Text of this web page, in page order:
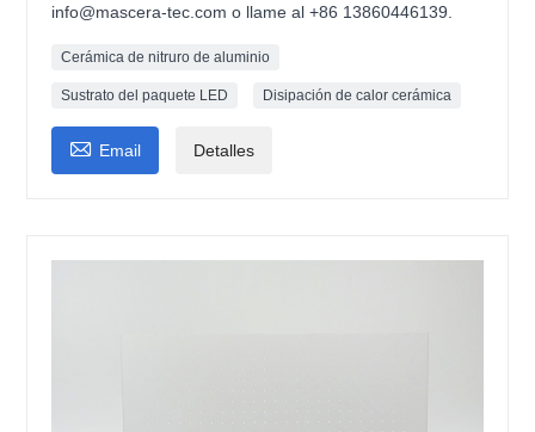
info@mascera-tec.com o llame al +86 13860446139.
Cerámica de nitruro de aluminio
Sustrato del paquete LED Disipación de calor cerámica
 Email Detalles